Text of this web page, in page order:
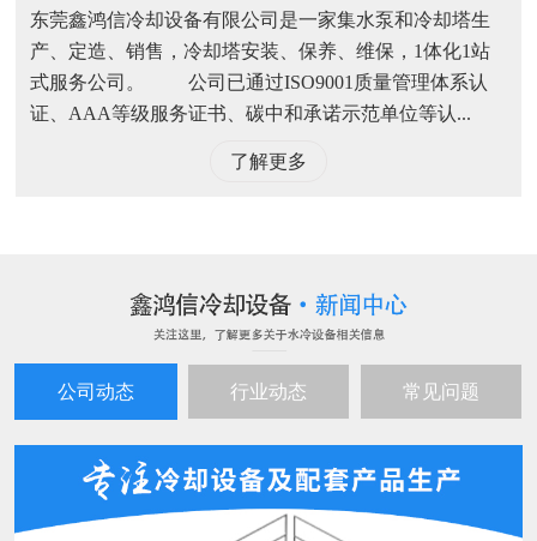
东莞鑫鸿信冷却设备有限公司是一家集水泵和冷却塔生
产、定造、销售，冷却塔安装、保养、维保，1体化1站
式服务公司。 公司已通过ISO9001质量管理体系认
证、AAA等级服务证书、碳中和承诺示范单位等认...
了解更多
公司动态 行业动态 常见问题